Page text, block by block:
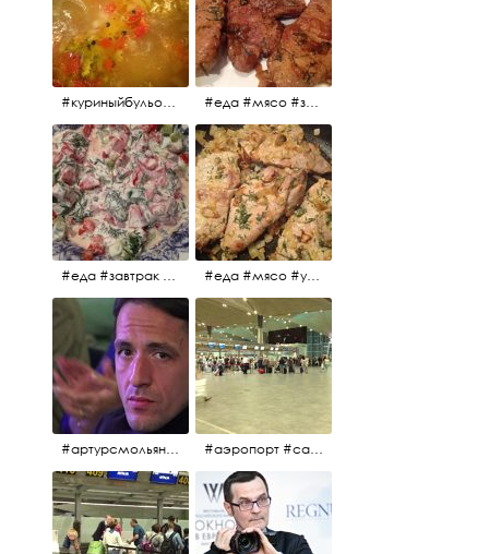
#куриныйбульон #лавровыйлист #помидоры #картофель #чеснок #лук #морковь #приправы #перецдушистый #курица #ужин #еда #сольповкусу #жёлтыйкарри #имбирь #кориандр #кокос #лимонныйсок #оливковоемасло #кумин #кайенскийперец #еда #мясо #завтрак #источниквдохновения #люблюготовить
#еда #завтрак #витамины #помидоры #укроп #огурцы #сметана #салат #еда #мясо #утро #завтрак #едакакисточниквдохновения
#артурсмольянинов @melnikovadsh #artursmolyaninov #аэропорт #санктпетербург #пулково #мореморе #моремолнцепесок #дваночи